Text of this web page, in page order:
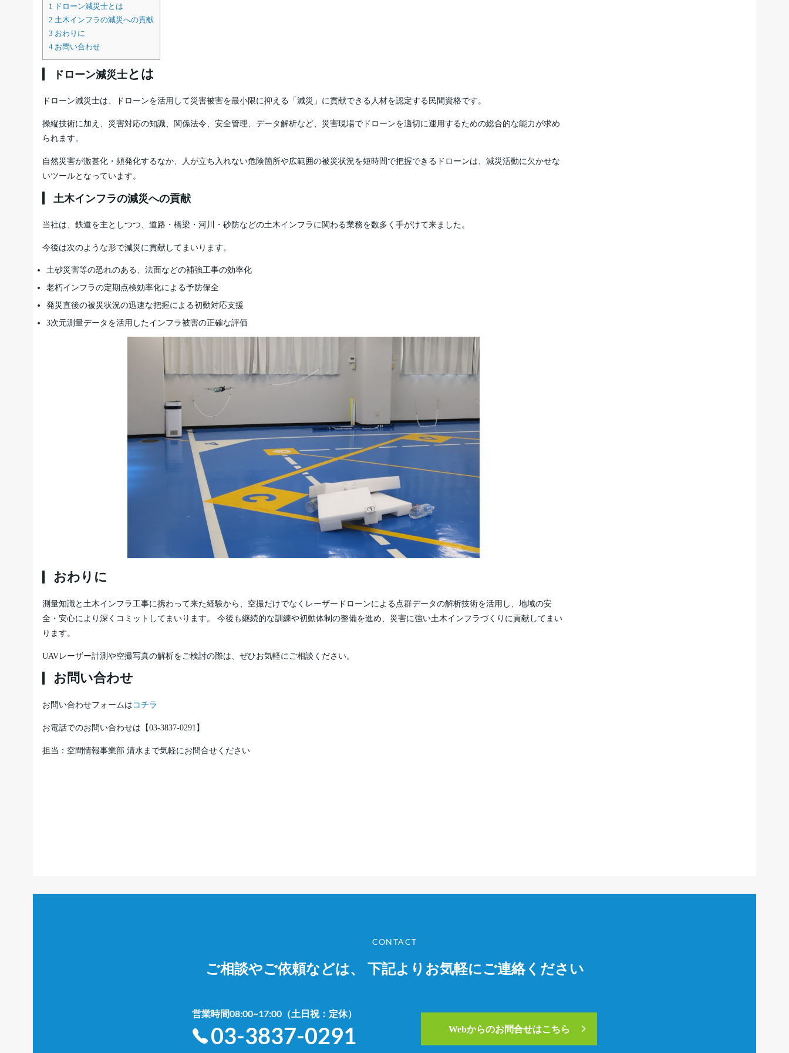
1 ドローン減災士とは
2 土木インフラの減災への貢献
3 おわりに
4 お問い合わせ
ドローン減災士とは
ドローン減災士は、ドローンを活用して災害被害を最小限に抑える「減災」に貢献できる人材を認定する民間資格です。
操縦技術に加え、災害対応の知識、関係法令、安全管理、データ解析など、災害現場でドローンを適切に運用するための総合的な能力が求め
られます。
自然災害が激甚化・頻発化するなか、人が立ち入れない危険箇所や広範囲の被災状況を短時間で把握できるドローンは、減災活動に欠かせな
いツールとなっています。
土木インフラの減災への貢献
当社は、鉄道を主としつつ、道路・橋梁・河川・砂防などの土木インフラに関わる業務を数多く手がけて来ました。
今後は次のような形で減災に貢献してまいります。
土砂災害等の恐れのある、法面などの補強工事の効率化
老朽インフラの定期点検効率化による予防保全
発災直後の被災状況の迅速な把握による初動対応支援
3次元測量データを活用したインフラ被害の正確な評価
おわりに
測量知識と土木インフラ工事に携わって来た経験から、空撮だけでなくレーザードローンによる点群データの解析技術を活用し、地域の安
全・安心により深くコミットしてまいります。 今後も継続的な訓練や初動体制の整備を進め、災害に強い土木インフラづくりに貢献してまい
ります。
UAVレーザー計測や空撮写真の解析をご検討の際は、ぜひお気軽にご相談ください。
お問い合わせ
お問い合わせフォームは コチラ
お電話でのお問い合わせは【03-3837-0291】
担当：空間情報事業部 清水まで気軽にお問合せください
CONTACT
ご相談やご依頼などは、 下記よりお気軽にご連絡ください
営業時間08:00~17:00（土日祝：定休）
03-3837-0291 Webからのお問合せはこちら